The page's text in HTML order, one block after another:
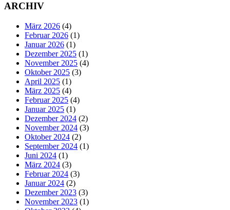
ARCHIV
März 2026 (4)
Februar 2026 (1)
Januar 2026 (1)
Dezember 2025 (1)
November 2025 (4)
Oktober 2025 (3)
April 2025 (1)
März 2025 (4)
Februar 2025 (4)
Januar 2025 (1)
Dezember 2024 (2)
November 2024 (3)
Oktober 2024 (2)
September 2024 (1)
Juni 2024 (1)
März 2024 (3)
Februar 2024 (3)
Januar 2024 (2)
Dezember 2023 (3)
November 2023 (1)